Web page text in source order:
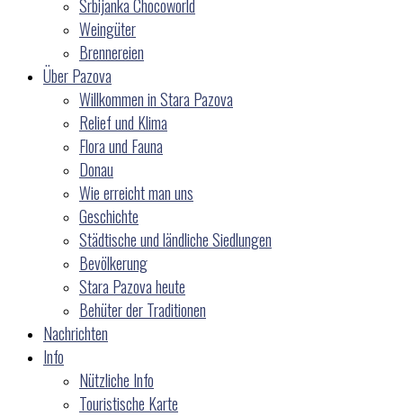
Srbijanka Chocoworld
Weingüter
Brennereien
Über Pazova
Willkommen in Stara Pazova
Relief und Klima
Flora und Fauna
Donau
Wie erreicht man uns
Geschichte
Städtische und ländliche Siedlungen
Bevölkerung
Stara Pazova heute
Behüter der Traditionen
Nachrichten
Info
Nützliche Info
Touristische Karte